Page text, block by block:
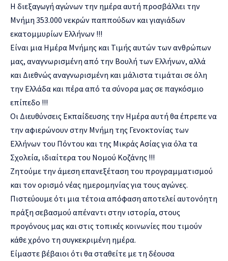
Η διεξαγωγή αγώνων την ημέρα αυτή προσβάλλει την
Μνήμη 353.000 νεκρών παππούδων και γιαγιάδων
εκατομμυρίων Ελλήνων !!!
Είναι μια Ημέρα Μνήμης και Τιμής αυτών των ανθρώπων
μας, αναγνωρισμένη από την Βουλή των Ελλήνων, αλλά
και Διεθνώς αναγνωρισμένη και μάλιστα τιμάται σε όλη
την Ελλάδα και πέρα από τα σύνορα μας σε παγκόσμιο
επίπεδο !!!
Οι Διευθύνσεις Εκπαίδευσης την Ημέρα αυτή θα έπρεπε να
την αφιερώνουν στην Μνήμη της Γενοκτονίας των
Ελλήνων του Πόντου και της Μικράς Ασίας για όλα τα
Σχολεία, ιδιαίτερα του Νομού Κοζάνης !!!
Ζητούμε την άμεση επανεξέταση του προγραμματισμού
και τον ορισμό νέας ημερομηνίας για τους αγώνες.
Πιστεύουμε ότι μια τέτοια απόφαση αποτελεί αυτονόητη
πράξη σεβασμού απέναντι στην ιστορία, στους
προγόνους μας και στις τοπικές κοινωνίες που τιμούν
κάθε χρόνο τη συγκεκριμένη ημέρα.
Είμαστε βέβαιοι ότι θα σταθείτε με τη δέουσα